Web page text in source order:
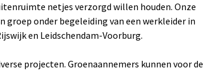
netjes verzorgd willen houden. Onze
groep onder begeleiding van een werkleider in
en Leidschendam-Voorburg.
projecten. Groenaannemers kunnen voor de